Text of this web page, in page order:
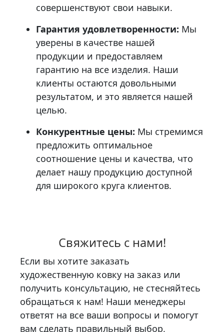
совершенствуют свои навыки.
Гарантия удовлетворенности: Мы
уверены в качестве нашей
продукции и предоставляем
гарантию на все изделия. Наши
клиенты остаются довольными
результатом, и это является нашей
целью.
Конкурентные цены: Мы стремимся
предложить оптимальное
соотношение цены и качества, что
делает нашу продукцию доступной
для широкого круга клиентов.
Свяжитесь с нами!
Если вы хотите заказать
художественную ковку на заказ или
получить консультацию, не стесняйтесь
обращаться к нам! Наши менеджеры
ответят на все ваши вопросы и помогут
вам сделать правильный выбор.